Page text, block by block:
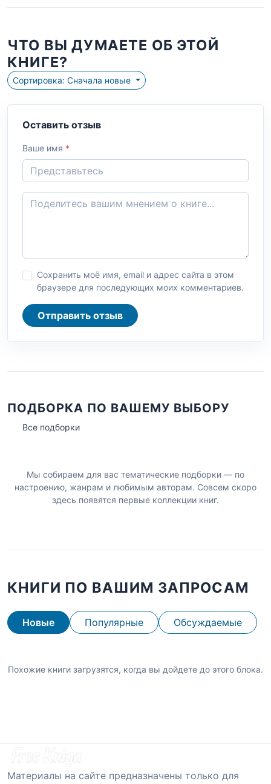
ЧТО ВЫ ДУМАЕТЕ ОБ ЭТОЙ
КНИГЕ?
Сортировка: Сначала новые
Оставить отзыв
Ваше имя *
Сохранить моё имя, email и адрес сайта в этом
браузере для последующих моих комментариев.
Отправить отзыв
ПОДБОРКА ПО ВАШЕМУ ВЫБОРУ
Все подборки
Мы собираем для вас тематические подборки — по
настроению, жанрам и любимым авторам. Совсем скоро
здесь появятся первые коллекции книг.
КНИГИ ПО ВАШИМ ЗАПРОСАМ
Новые Популярные Обсуждаемые
Похожие книги загрузятся, когда вы дойдете до этого блока.
Материалы на сайте предназначены только для